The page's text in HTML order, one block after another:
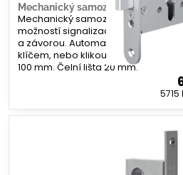
Mechanický samozamykací zámek
Mechanický samozamykací hluboký
možností signalizace stavů zámku
a závorou. Automatické zamykání
klíčem, nebo klikou. Rozteč 72 mm.
100 mm. Čelní lišta 20 mm.
5715